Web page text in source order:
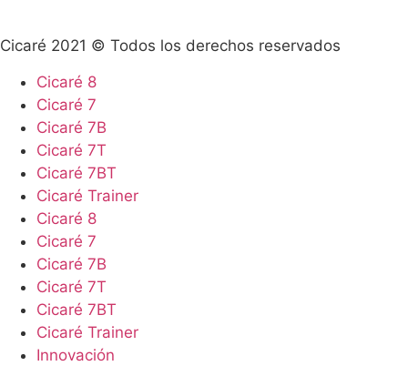
Cicaré 2021 © Todos los derechos reservados
Cicaré 8
Cicaré 7
Cicaré 7B
Cicaré 7T
Cicaré 7BT
Cicaré Trainer
Cicaré 8
Cicaré 7
Cicaré 7B
Cicaré 7T
Cicaré 7BT
Cicaré Trainer
Innovación